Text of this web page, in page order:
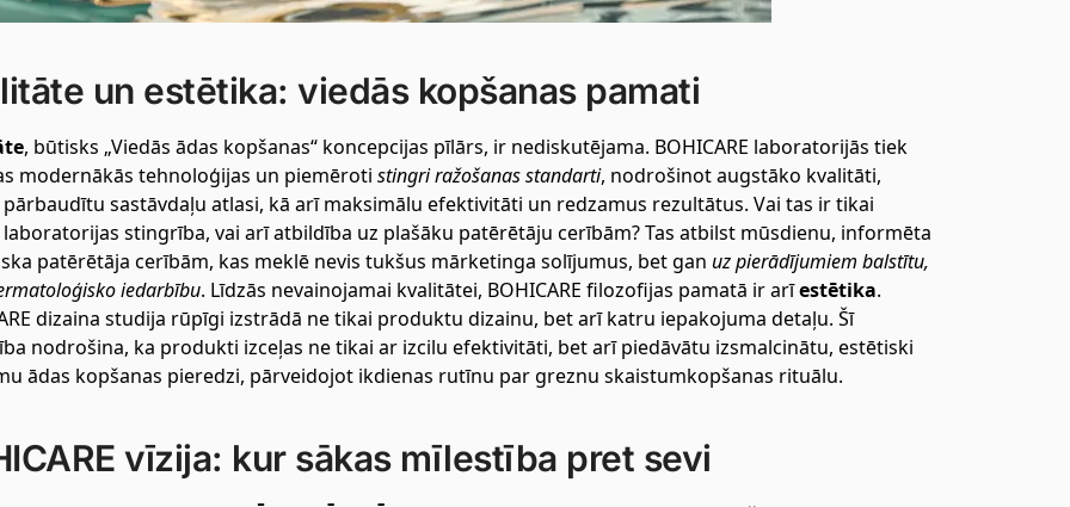
un estētika: viedās kopšanas pamati
, būtisks „Viedās ādas kopšanas“ koncepcijas pīlārs, ir nediskutējama. BOHICARE laboratorijās tiek
modernākās tehnoloģijas un piemēroti stingri ražošanas standarti, nodrošinot augstāko kvalitāti,
sastāvdaļu atlasi, kā arī maksimālu efektivitāti un redzamus rezultātus. Vai tas ir tikai
stingrība, vai arī atbildība uz plašāku patērētāju cerībām? Tas atbilst mūsdienu, informēta
patērētāja cerībām, kas meklē nevis tukšus mārketinga solījumus, bet gan uz pierādījumiem balstītu,
iedarbību. Līdzās nevainojamai kvalitātei, BOHICARE filozofijas pamatā ir arīestētika.
dizaina studija rūpīgi izstrādā ne tikai produktu dizainu, bet arī katru iepakojuma detaļu. Šī
nodrošina, ka produkti izceļas ne tikai ar izcilu efektivitāti, bet arī piedāvātu izsmalcinātu, estētiski
ādas kopšanas pieredzi, pārveidojot ikdienas rutīnu par greznu skaistumkopšanas rituālu.
vīzija: kur sākas mīlestība pret sevi